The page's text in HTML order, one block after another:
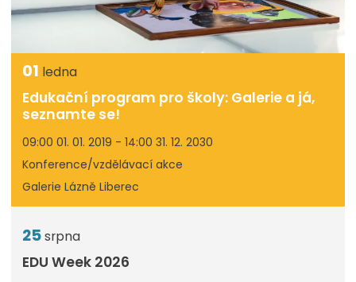
01 ledna
Edukační program pro školy: Galerie a já,
seznamte se!
09:00 01. 01. 2019 - 14:00 31. 12. 2030
Konference/vzdělávací akce
Galerie Lázně Liberec
25srpna
EDU Week 2026